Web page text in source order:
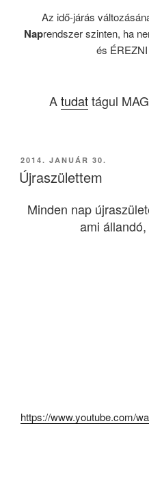
Az idő-járás
Naprendszer szinten, ha
és
Atudattágul
BEKÜLDVE:
2014. JANUÁR 30.
Újraszülettem
Minden nap
ami
https://www.youtube.com/